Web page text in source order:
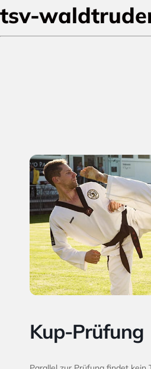
tsv-
Kup-Prüfung